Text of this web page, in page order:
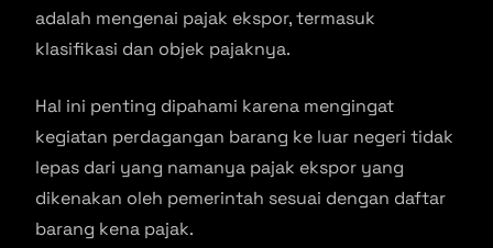
adalah mengenai pajak ekspor, termasuk
klasifikasi dan objek pajaknya.
Hal ini penting dipahami karena mengingat
kegiatan perdagangan barang ke luar negeri tidak
lepas dari yang namanya pajak ekspor yang
dikenakan oleh pemerintah sesuai dengan daftar
barang kena pajak.